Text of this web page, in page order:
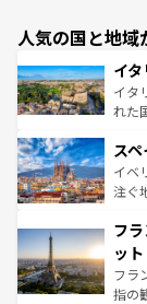
人気の国と地域
イ
イタ
れた
ろん
景な
ピザ
ませ
なお
しい
ス
イベ
注ぐ
文化
れる
る。
アー
フ
ット
フラ
指の